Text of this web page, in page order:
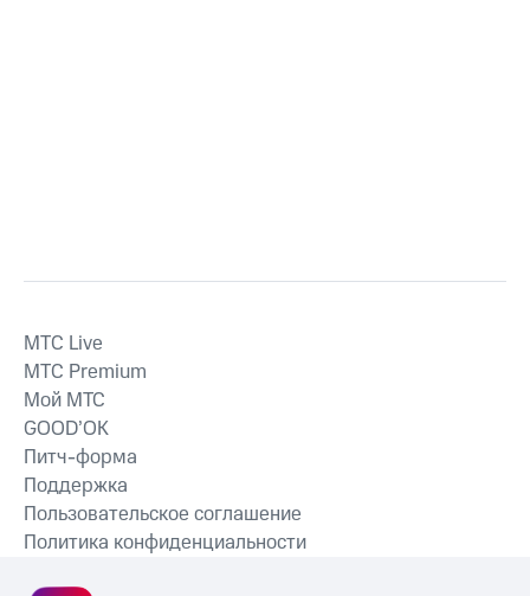
MTС Live
MTС Premium
Мой МТС
GOOD’OK
Питч-форма
Поддержка
Пользовательское соглашение
Политика конфиденциальности